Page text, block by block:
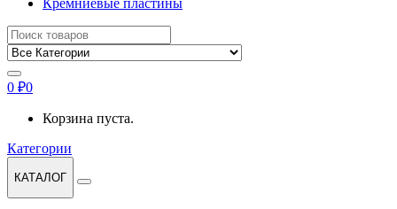
Найти:
0 ₽0
Корзина пуста.
Категории
КАТАЛОГ